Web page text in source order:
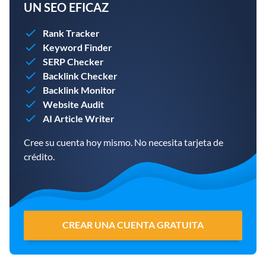
UN SEO EFICAZ
Rank Tracker
Keyword Finder
SERP Checker
Backlink Checker
Backlink Monitor
Website Audit
AI Article Writer
Cree su cuenta hoy mismo. No necesita tarjeta de
crédito.
CREAR UNA CUENTA GRATUITA